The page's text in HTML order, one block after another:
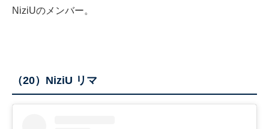
NiziUのメンバー。
（20）NiziU リマ